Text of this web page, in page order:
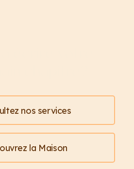
nos services
la Maison